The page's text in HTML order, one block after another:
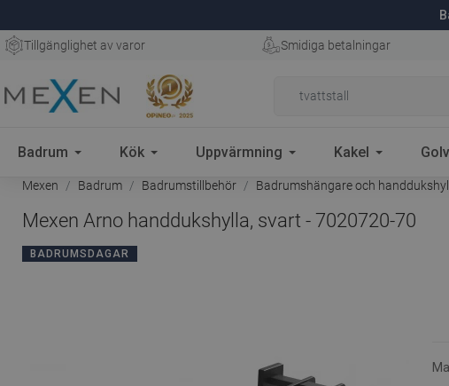
Tillgänglighet av varor Smidiga betalningar
Badrum Kök Uppvärmning Kakel Golv
Mexen Badrum Badrumstillbehör Badrumshängare och
Mexen Arno handdukshylla, svart - 7020720-70
BADRUMSDAGAR